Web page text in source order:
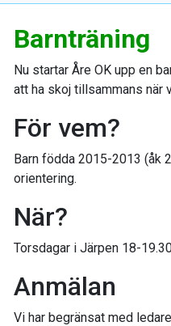
Barnträning
Nu startar Åre OK upp en
att ha skoj tillsammans när
För vem?
Barn födda 2015-2013 (åk
orientering.
När?
Torsdagar i Järpen 18-
Anmälan
Vi har begränsat med